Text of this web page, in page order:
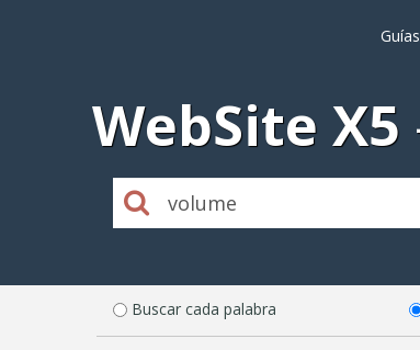
Guías
WebSite X5
Buscar cada palabra